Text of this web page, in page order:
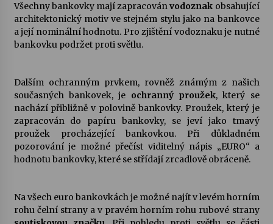
Všechny bankovky mají zapracovánvodoznak obsahující
architektonický motiv ve stejném stylu jako na bankovce
a její nominální hodnotu. Pro zjištění vodoznaku je nutné
bankovku podržet proti světlu.
Dalším ochranným prvkem, rovněž známým z našich
současných bankovek, je ochranný proužek, který se
nachází přibližně v polovině bankovky. Proužek, který je
zapracován do papíru bankovky, se jeví jako tmavý
proužek procházející bankovkou. Při důkladném
pozorování je možné přečíst viditelný nápis „EURO“ a
hodnotu bankovky, které se střídají zrcadlově obráceně.
Na všech euro bankovkách je možné najít v levém horním
rohu čelní strany a v pravém horním rohu rubové strany